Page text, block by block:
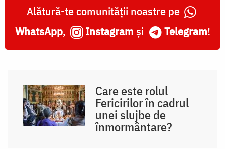
Alătură-te comunității noastre pe
WhatsApp, Instagram și Telegram!
Care este rolul
Fericirilor în cadrul
unei slujbe de
înmormântare?